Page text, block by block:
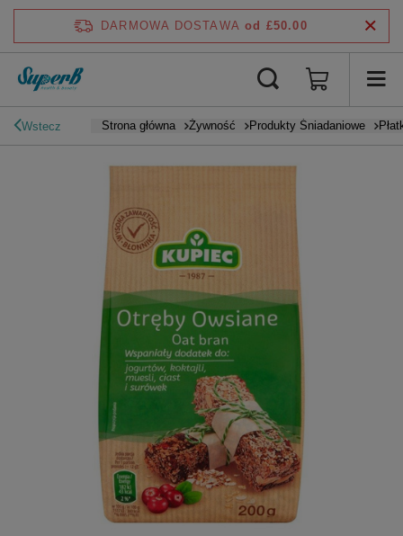
DARMOWA DOSTAWA od £50.00
Wstecz Strona główna Żywność Produkty Śniadaniowe